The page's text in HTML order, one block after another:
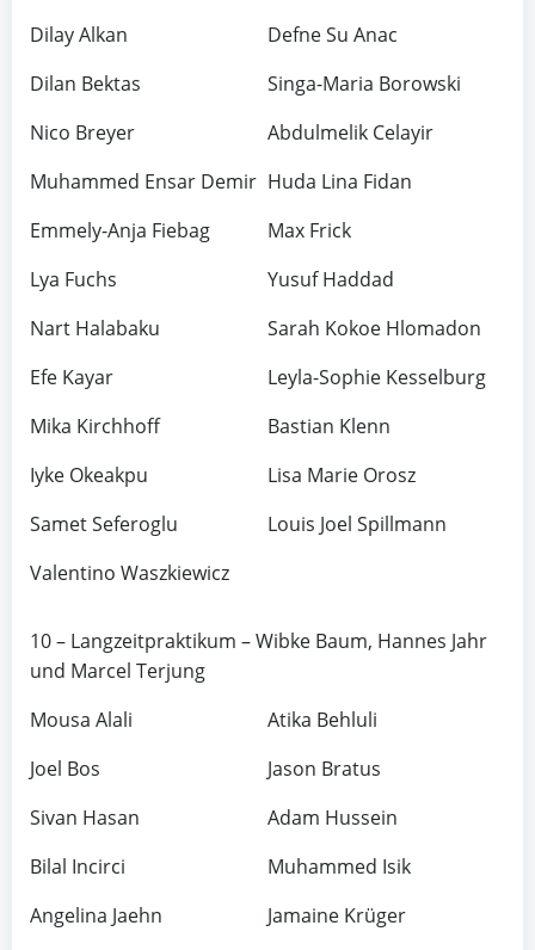
Dilay Alkan
Defne Su Anac
Dilan Bektas
Singa-Maria Borowski
Nico Breyer
Abdulmelik Celayir
Muhammed Ensar Demir Huda Lina Fidan
Emmely-Anja Fiebag
Max Frick
Lya Fuchs
Yusuf Haddad
Nart Halabaku
Sarah Kokoe Hlomadon
Efe Kayar
Leyla-Sophie Kesselburg
Mika Kirchhoff
Bastian Klenn
Iyke Okeakpu
Lisa Marie Orosz
Samet Seferoglu
Louis Joel Spillmann
Valentino Waszkiewicz
10 – Langzeitpraktikum – Wibke Baum, Hannes Jahr
und Marcel Terjung
Mousa Alali
Atika Behluli
Joel Bos
Jason Bratus
Sivan Hasan
Adam Hussein
Bilal Incirci
Muhammed Isik
Angelina Jaehn
Jamaine Krüger